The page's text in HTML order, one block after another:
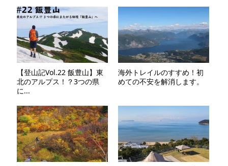
【登山記Vol.22 飯豊山】東
北のアルプス！？3つの県
に...
海外トレイルのすすめ！初
めての不安を解消します。